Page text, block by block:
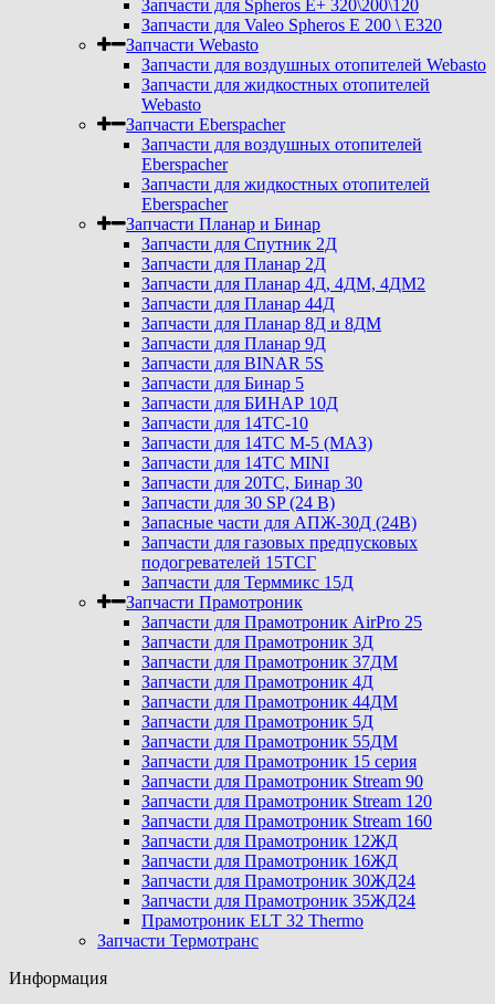
Запчасти для Spheros E+ 320\200\120
Запчасти для Valeo Spheros E 200 \ E320
Запчасти Webasto
Запчасти для воздушных отопителей Webasto
Запчасти для жидкостных отопителей
Webasto
Запчасти Eberspacher
Запчасти для воздушных отопителей
Eberspacher
Запчасти для жидкостных отопителей
Eberspacher
Запчасти Планар и Бинар
Запчасти для Спутник 2Д
Запчасти для Планар 2Д
Запчасти для Планар 4Д, 4ДМ, 4ДМ2
Запчасти для Планар 44Д
Запчасти для Планар 8Д и 8ДМ
Запчасти для Планар 9Д
Запчасти для BINAR 5S
Запчасти для Бинар 5
Запчасти для БИНАР 10Д
Запчасти для 14ТС-10
Запчасти для 14ТС М-5 (МАЗ)
Запчасти для 14ТС MINI
Запчасти для 20ТС, Бинар 30
Запчасти для 30 SP (24 В)
Запасные части для АПЖ-30Д (24В)
Запчасти для газовых предпусковых
подогревателей 15ТСГ
Запчасти для Терммикс 15Д
Запчасти Прамотроник
Запчасти для Прамотроник AirPro 25
Запчасти для Прамотроник 3Д
Запчасти для Прамотроник 37ДМ
Запчасти для Прамотроник 4Д
Запчасти для Прамотроник 44ДМ
Запчасти для Прамотроник 5Д
Запчасти для Прамотроник 55ДМ
Запчасти для Прамотроник 15 серия
Запчасти для Прамотроник Stream 90
Запчасти для Прамотроник Stream 120
Запчасти для Прамотроник Stream 160
Запчасти для Прамотроник 12ЖД
Запчасти для Прамотроник 16ЖД
Запчасти для Прамотроник 30ЖД24
Запчасти для Прамотроник 35ЖД24
Прамотроник ELT 32 Thermo
Запчасти Термотранс
Информация